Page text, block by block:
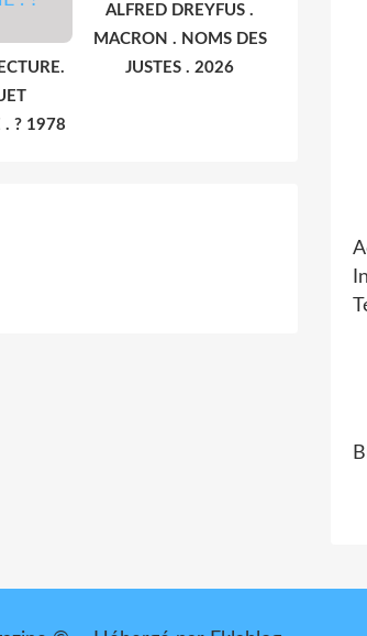
. ? 1978
ALFRED DREYFUS .
MACRON . NOMS DES
JUSTES . 2026